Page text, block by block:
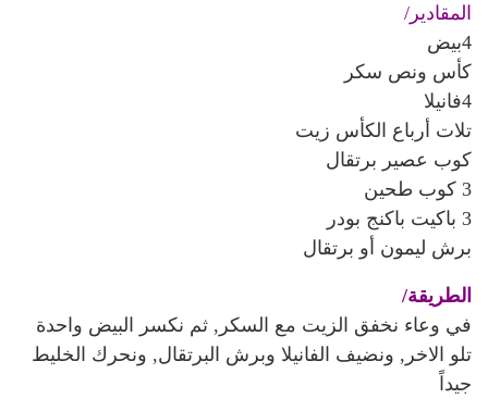
المقادير/
4بيض
كأس ونص سكر
4فانيلا
تلات أرباع الكأس زيت
كوب عصير برتقال
3 كوب طحين
3 باكيت باكنج بودر
برش ليمون أو برتقال
الطريقة/
في وعاء نخفق الزيت مع السكر, ثم نكسر البيض واحدة
تلو الاخر, ونضيف الفانيلا وبرش البرتقال, ونحرك الخليط
جيداً